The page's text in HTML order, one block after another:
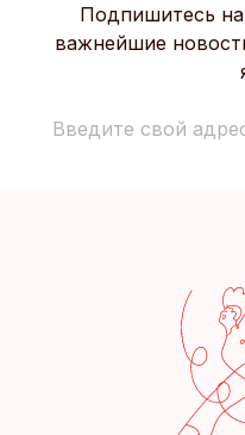
Подпишитесь
важнейшие